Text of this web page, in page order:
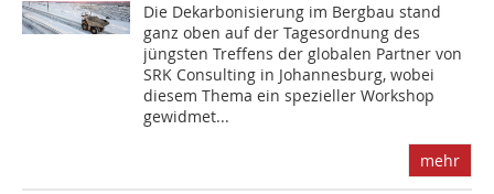
Die Dekarbonisierung im Bergbau stand
ganz oben auf der Tagesordnung des
jüngsten Treffens der globalen Partner von
SRK Consulting in Johannesburg, wobei
diesem Thema ein spezieller Workshop
gewidmet...
mehr